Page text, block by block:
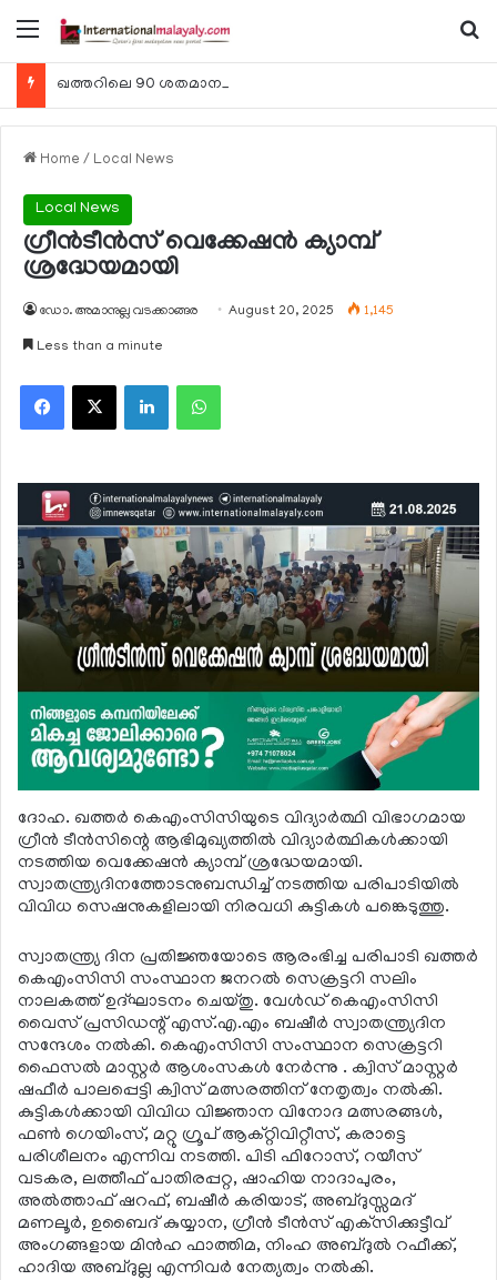
Menu
Home / Local News
Local News
ഗ്രീന്‍ടീന്‍സ് വെക്കേഷന്‍ ക്യാമ്പ്
ശ്രദ്ധേയമായി
ഡോ. അമാനുല്ല വടക്കാങ്ങര August 20, 2025 1,145
Less than a minute
Facebook
X LinkedInWhatsApp
ദോഹ. ഖത്തര്‍ കെഎംസിസിയുടെ വിദ്യാര്‍ത്ഥി വിഭാഗമായ
ഗ്രീന്‍ ടീന്‍സിന്റെ ആഭിമുഖ്യത്തില്‍ വിദ്യാര്‍ത്ഥികള്‍ക്കായി
നടത്തിയ വെക്കേഷന്‍ ക്യാമ്പ് ശ്രദ്ധേയമായി.
സ്വാതന്ത്ര്യദിനത്തോടനുബന്ധിച്ച് നടത്തിയ പരിപാടിയില്‍
വിവിധ സെഷനുകളിലായി നിരവധി കുട്ടികള്‍ പങ്കെടുത്തു.
സ്വാതന്ത്ര്യ ദിന പ്രതിജ്ഞയോടെ ആരംഭിച്ച പരിപാടി ഖത്തര്‍
കെഎംസിസി സംസ്ഥാന ജനറല്‍ സെക്രട്ടറി സലിം
നാലകത്ത് ഉദ്ഘാടനം ചെയ്തു. വേള്‍ഡ് കെഎംസിസി
വൈസ് പ്രസിഡന്റ് എസ്.എ.എം ബഷീര്‍ സ്വാതന്ത്ര്യദിന
സന്ദേശം നല്‍കി. കെഎംസിസി സംസ്ഥാന സെക്രട്ടറി
ഫൈസല്‍ മാസ്റ്റര്‍ ആശംസകള്‍ നേര്‍ന്നു . ക്വിസ് മാസ്റ്റര്‍
ഷഫീര്‍ പാലപ്പെട്ടി ക്വിസ് മത്സരത്തിന് നേതൃത്വം നല്‍കി.
കുട്ടികള്‍ക്കായി വിവിധ വിജ്ഞാന വിനോദ മത്സരങ്ങള്‍,
ഫണ്‍ ഗെയിംസ്, മറ്റു ഗ്രൂപ് ആക്റ്റിവിറ്റീസ്, കരാട്ടെ
പരിശീലനം എന്നിവ നടത്തി. പിടി ഫിറോസ്, റയീസ്
വടകര, ലത്തീഫ് പാതിരപ്പറ്റ, ഷാഹിയ നാദാപുരം,
അല്‍ത്താഫ് ഷറഫ്, ബഷീര്‍ കരിയാട്, അബ്ദുസ്സമദ്
മണലൂര്‍, ഉബൈദ് കുയ്യാന, ഗ്രീന്‍ ടീന്‍സ് എക്‌സിക്കുട്ടീവ്
അംഗങ്ങളായ മിന്‍ഹ ഫാത്തിമ, നിംഹ അബ്ദുല്‍ റഫീക്ക്,
ഹാദിയ അബ്ദുല്ല എന്നിവര്‍ നേത്യത്വം നല്‍കി.